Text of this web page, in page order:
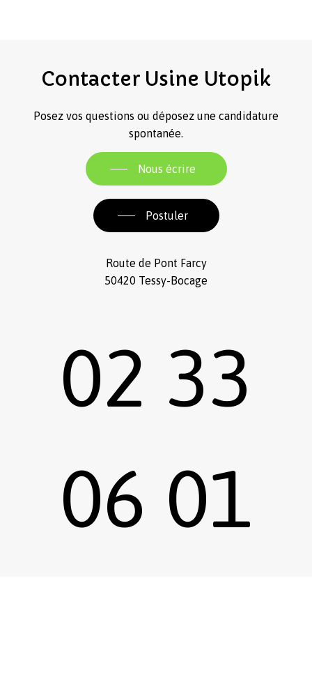
Sous-total :
Contacter Usine Utopik
Posez vos questions ou déposez une candidature
spontanée.
Nous écrire
Postuler
Route de Pont Farcy
50420 Tessy-Bocage
02 33
06 01